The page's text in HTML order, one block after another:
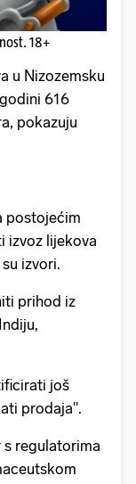
18+
u Nizozemsku
616
pokazuju
postojećim
izvoz lijekova
izvori.
prihod iz
još
prodaja".
s regulatorima